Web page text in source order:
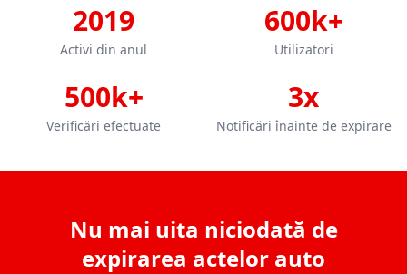
2019
Activi din anul
600k+
Utilizatori
500k+
Verificări efectuate
3x
Notificări înainte de expirare
Nu mai uita niciodată de
expirarea actelor auto